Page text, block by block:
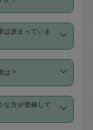
。プロフィー
だかなくても大
ドカード（Vプ
は支払にはご利
していませ
費も、依頼料
払いとなりま
でご利用できま
ていない代わ
ャンセルは有償
３回以上のキャ
隔週定期の場合
有償（1200
途発生し、依頼
支払いとなり
依頼の詳細」に
は決まっていま
いずれも１回あ
は？
買い物、料理、
んによってで
ますので、依頼
な方が登録して